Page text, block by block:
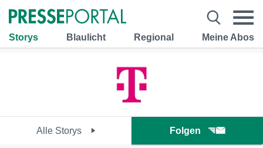
Storys Blaulicht Regional Meine Abos
Alle Storys Folgen